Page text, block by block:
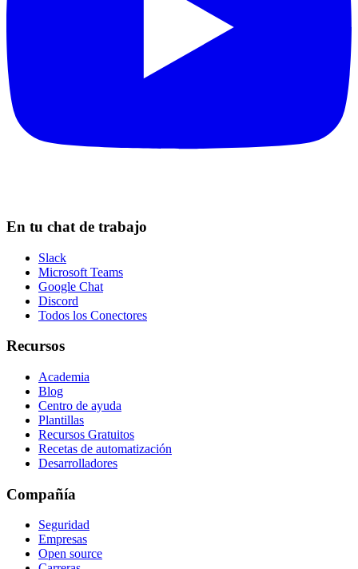
En tu chat de trabajo
Slack
Microsoft Teams
Google Chat
Discord
Todos los Conectores
Recursos
Academia
Blog
Centro de ayuda
Plantillas
Recursos Gratuitos
Recetas de automatización
Desarrolladores
Compañía
Seguridad
Empresas
Open source